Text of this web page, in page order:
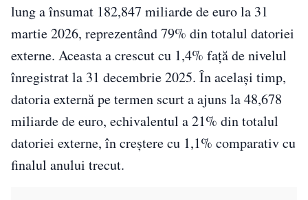
lung a însumat 182,847 miliarde de euro la 31
martie 2026, reprezentând 79% din totalul datoriei
externe. Aceasta a crescut cu 1,4% faţă de nivelul
înregistrat la 31 decembrie 2025. În acelaşi timp,
datoria externă pe termen scurt a ajuns la 48,678
miliarde de euro, echivalentul a 21% din totalul
datoriei externe, în creştere cu 1,1% comparativ cu
finalul anului trecut.